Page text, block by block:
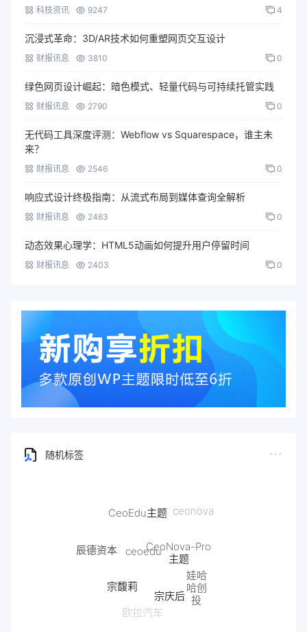
科技资讯 9247 4
沉浸式革命：3D/AR技术如何重塑网页交互设计
财报讯息 3810 0
绿色网页设计崛起：暗色模式、轻量代码与可持续托管实践
财报讯息 2790 0
无代码工具深度评测：Webflow vs Squarespace，谁主未
来？
财报讯息 2546 0
响应式设计终极指南：从流式布局到媒体查询全解析
财报讯息 2463 0
动态效果心理学：HTML5动画如何提升用户停留时间
财报讯息 2403 0
随机标签
换芯门
欧拉汽车
雷军
娃哈
哈创
投
宗庆后
宗馥莉
辰德资本
ceonova
CeoNova-Pro
主题
ceoedu
CeoEdu主题